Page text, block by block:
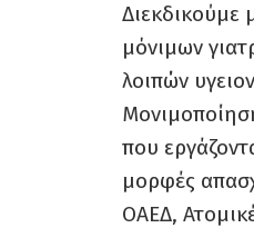
Διεκδικούμε
μόνιμων
λοιπών
που
μορφές
ΟΑΕΔ,